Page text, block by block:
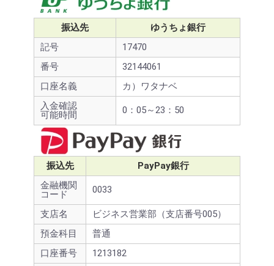
振込先
ゆうちょ銀行
記号
17470
番号
32144061
口座名義
カ）ワタナベ
入金確認
可能時間
0：05～23：50
振込先
PayPay銀行
金融機関
コード
0033
支店名
ビジネス営業部（支店番号005）
預金科目
普通
口座番号
1213182